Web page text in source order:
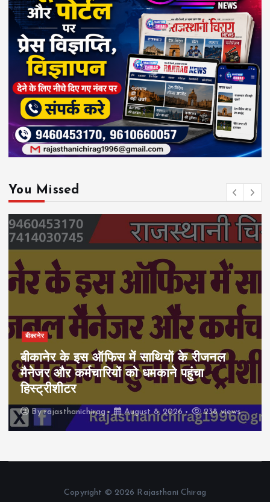
You Missed
बीकानेर
बीकानेर के इस ऑफिस में साथियों के रीजनल
मैनेजर और कर्मचारियों को धमकाने पहुंचा
हिस्ट्रीशीटर
Byrajasthanichirag August 8, 2026 238 views
Copyright © 2026 Rajasthani Chirag